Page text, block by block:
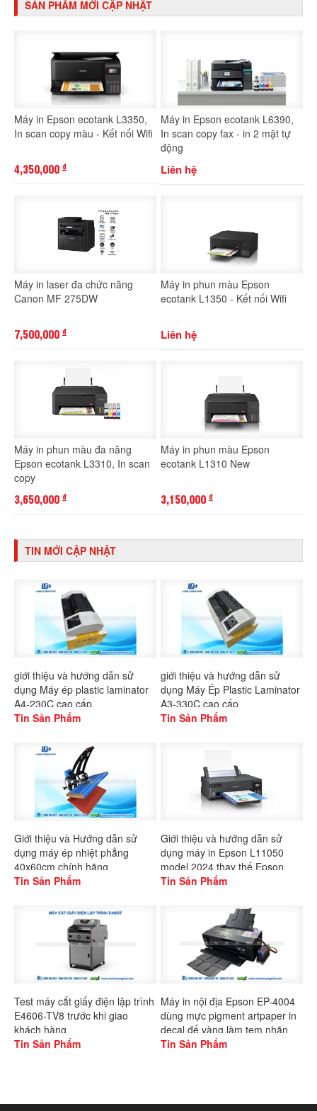
SẢN PHẨM MỚI CẬP NHẬT
Máy in Epson ecotank L3350,
In scan copy màu - Kết nối Wifi
4,350,000 đ
Máy in Epson ecotank L6390,
In scan copy fax - in 2 mặt tự
động
Liên hệ
Máy in laser đa chức năng
Canon MF 275DW
7,500,000 đ
Máy in phun màu Epson
ecotank L1350 - Kết nối Wifi
Liên hệ
Máy in phun màu đa năng
Epson ecotank L3310, In scan
copy
3,650,000 đ
Máy in phun màu Epson
ecotank L1310 New
3,150,000 đ
TIN MỚI CẬP NHẬT
giới thiệu và hướng dẫn sử
dụng Máy ép plastic laminator
A4-230C cao cấp
Tin Sản Phẩm
giới thiệu và hướng dẫn sử
dụng Máy Ép Plastic Laminator
A3-330C cao cấp
Tin Sản Phẩm
Giới thiệu và Hướng dẫn sử
dụng máy ép nhiệt phẳng
40x60cm chính hãng
Gaoshang
Tin Sản Phẩm
Giới thiệu và hướng dẫn sử
dụng máy in Epson L11050
model 2024 thay thế Epson
L1300
Tin Sản Phẩm
Test máy cắt giấy điện lập trình
E4606-TV8 trước khi giao
khách hàng
Tin Sản Phẩm
Máy in nội địa Epson EP-4004
dùng mực pigment artpaper in
decal đế vàng làm tem nhãn
Tin Sản Phẩm